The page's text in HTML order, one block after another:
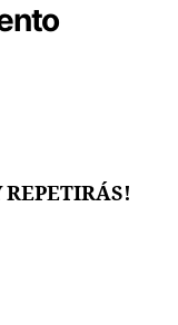
REPETIRÁS!